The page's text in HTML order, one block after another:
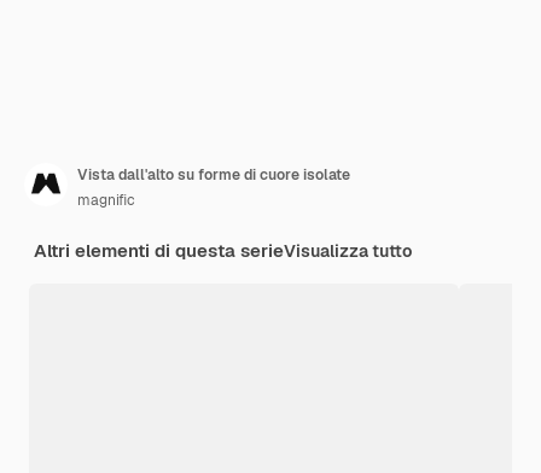
Vista dall'alto su forme di cuore isolate
magnific
Altri elementi di questa serieVisualizza tutto